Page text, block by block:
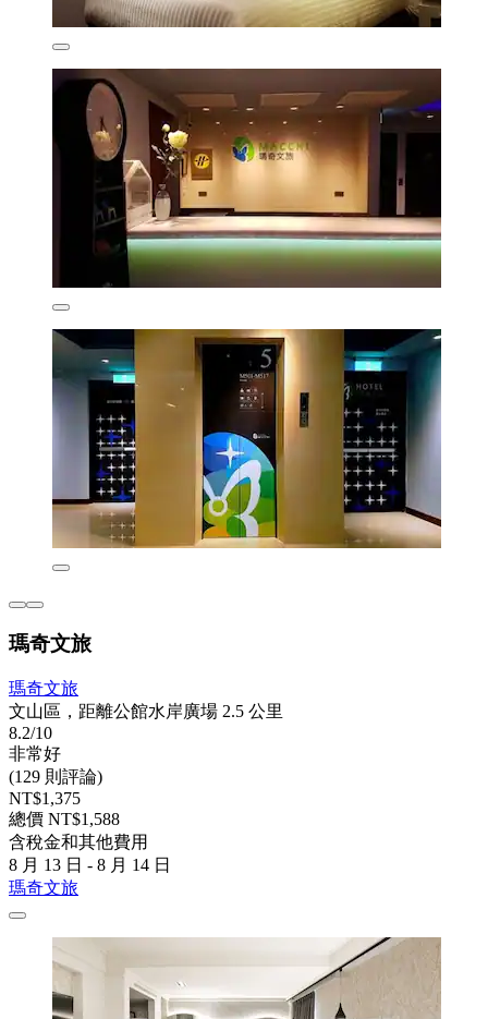
瑪奇文旅
瑪奇文旅
文山區，距離公館水岸廣場 2.5 公里
8.2/10
非常好
(129 則評論)
NT$1,375
總價 NT$1,588
含稅金和其他費用
8 月 13 日 - 8 月 14 日
瑪奇文旅